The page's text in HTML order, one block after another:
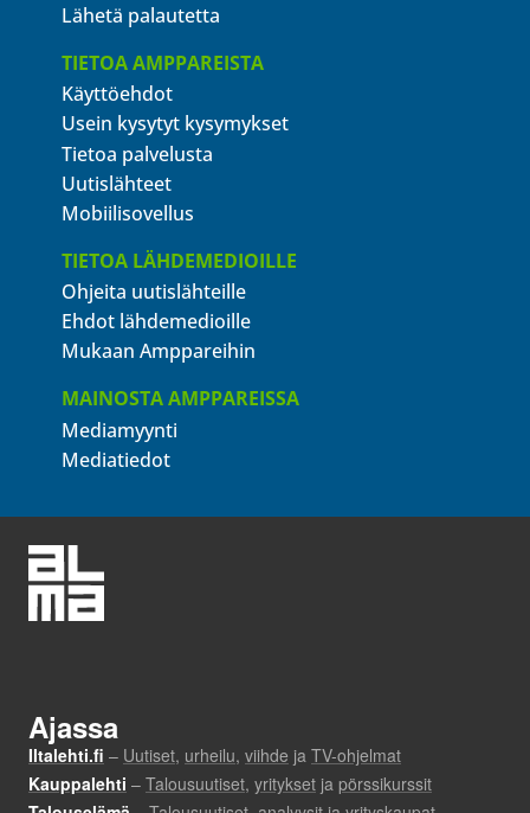
Lähetä palautetta
TIETOA AMPPAREISTA
Käyttöehdot
Usein kysytyt kysymykset
Tietoa palvelusta
Uutislähteet
Mobiilisovellus
TIETOA LÄHDEMEDIOILLE
Ohjeita uutislähteille
Ehdot lähdemedioille
Mukaan Amppareihin
MAINOSTA AMPPAREISSA
Mediamyynti
Mediatiedot